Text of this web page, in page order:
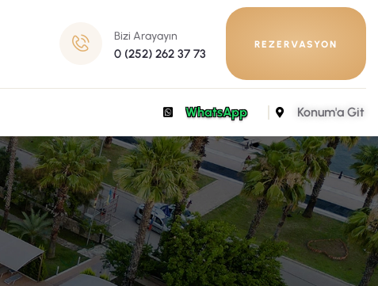
Bizi Arayayın
0 (252) 262 37 73
REZERVASYON
WhatsApp Konum'a Git